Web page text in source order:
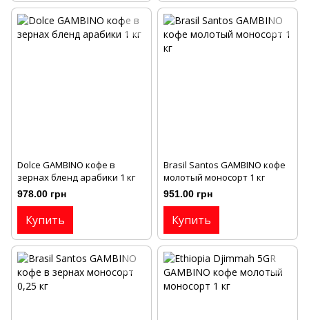
Dolce GAMBINO кофе в
зернах бленд арабики 1 кг
978.00 грн
Купить
Brasil Santos GAMBINO кофе
молотый моносорт 1 кг
951.00 грн
Купить